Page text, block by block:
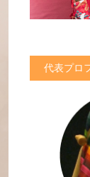
代表プロ